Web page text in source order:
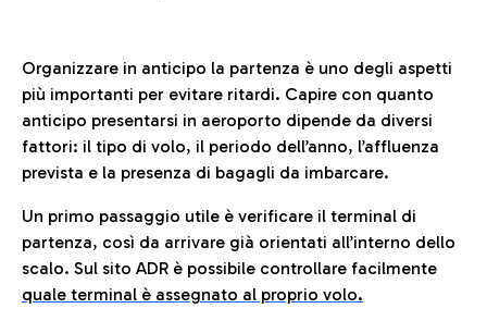
Organizzare in anticipo la partenza è uno degli aspetti
più importanti per evitare ritardi. Capire con quanto
anticipo presentarsi in aeroporto dipende da diversi
fattori: il tipo di volo, il periodo dell’anno, l’affluenza
prevista e la presenza di bagagli da imbarcare.
Un primo passaggio utile è verificare il terminal di
partenza, così da arrivare già orientati all’interno dello
scalo. Sul sito ADR è possibile controllare facilmente
quale terminal è assegnato al proprio volo.